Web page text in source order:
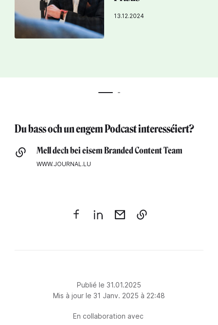
13.12.2024
Du bass och un engem Podcast interesséiert?
Mell dech bei eisem Branded Content Team
WWW.JOURNAL.LU
Publié le 31.01.2025
Mis à jour le 31 Janv. 2025 à 22:48
En collaboration avec